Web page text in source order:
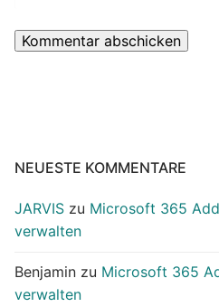
NEUESTE KOMMENTARE
JARVIS zu Microsoft 365
verwalten
Benjamin zu Microsoft 365
verwalten